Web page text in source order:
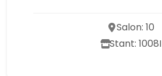
Salon: 10
Stant: 1008I